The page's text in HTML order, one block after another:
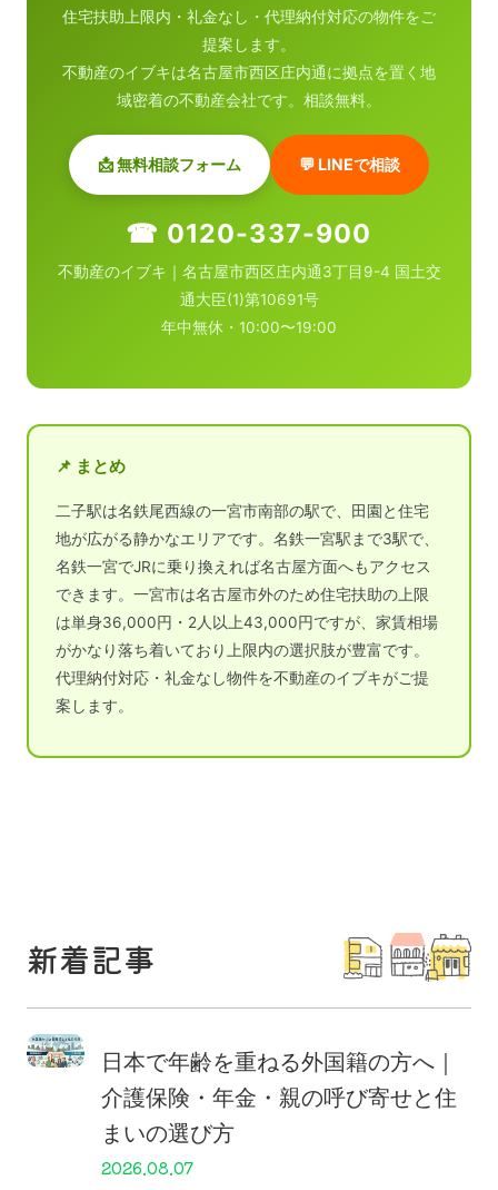
住宅扶助上限内・礼金なし・代理納付対応の物件をご
提案します。
不動産のイブキは名古屋市西区庄内通に拠点を置く地
域密着の不動産会社です。相談無料。
📩 無料相談フォーム 💬 LINEで相談
☎ 0120-337-900
不動産のイブキ｜名古屋市西区庄内通3丁目9-4 国土交
通大臣(1)第10691号
年中無休・10:00〜19:00
📌 まとめ
二子駅は名鉄尾西線の一宮市南部の駅で、田園と住宅
地が広がる静かなエリアです。名鉄一宮駅まで3駅で、
名鉄一宮でJRに乗り換えれば名古屋方面へもアクセス
できます。一宮市は名古屋市外のため住宅扶助の上限
は単身36,000円・2人以上43,000円ですが、家賃相場
がかなり落ち着いており上限内の選択肢が豊富です。
代理納付対応・礼金なし物件を不動産のイブキがご提
案します。
新着記事
日本で年齢を重ねる外国籍の方へ｜
介護保険・年金・親の呼び寄せと住
まいの選び方
2026.08.07